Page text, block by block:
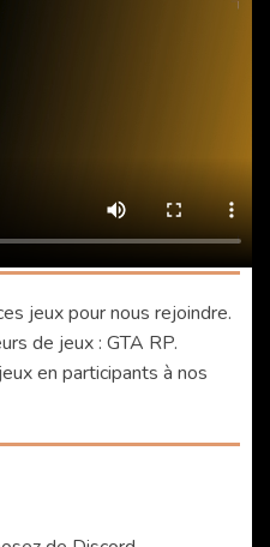
jeux pour nous rejoindre.
de jeux : GTA RP.
en participants à nos